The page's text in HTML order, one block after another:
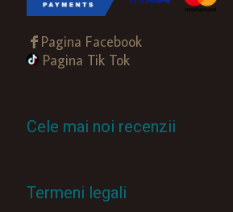
Pagina Facebook
Pagina Tik Tok
Cele mai noi recenzii
Termeni legali